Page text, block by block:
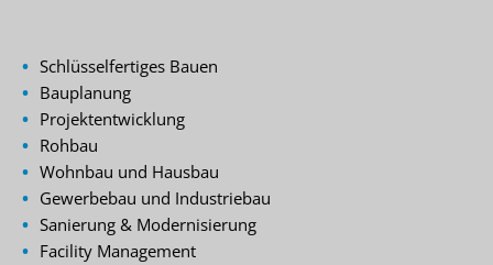
Schlüsselfertiges Bauen
Bauplanung
Projektentwicklung
Rohbau
Wohnbau und Hausbau
Gewerbebau und Industriebau
Sanierung & Modernisierung
Facility Management